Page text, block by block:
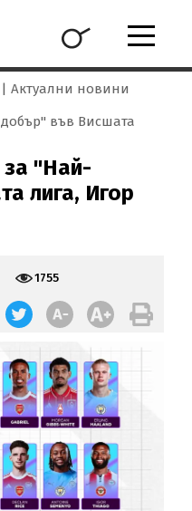
Актуални новини
във Висшата
"Най-
лига, Игор
1755